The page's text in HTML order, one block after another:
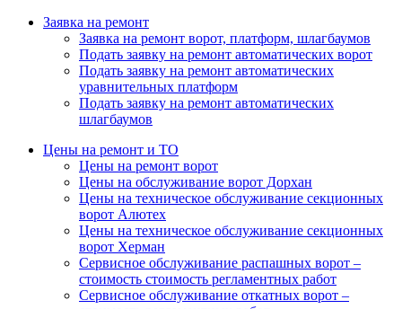
Заявка на ремонт
Заявка на ремонт ворот, платформ, шлагбаумов
Подать заявку на ремонт автоматических ворот
Подать заявку на ремонт автоматических
уравнительных платформ
Подать заявку на ремонт автоматических
шлагбаумов
Цены на ремонт и ТО
Цены на ремонт ворот
Цены на обслуживание ворот Дорхан
Цены на техническое обслуживание секционных
ворот Алютех
Цены на техническое обслуживание секционных
ворот Херман
Сервисное обслуживание распашных ворот –
стоимость стоимость регламентных работ
Сервисное обслуживание откатных ворот –